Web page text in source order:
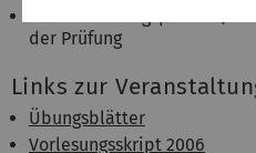
der Prüfung
Links zur
Übungsblätter
Vorlesungsskript 2006